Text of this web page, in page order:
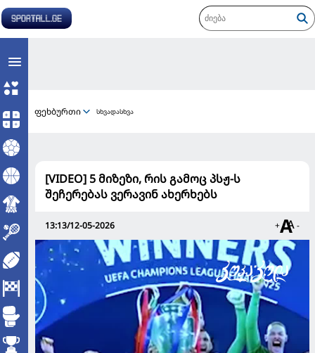
ფეხბურთი სხვადასხვა
[VIDEO] 5 მიზეზი, რის გამოც პსჟ-ს
შეჩერებას ვერავინ ახერხებს
13:13/12-05-2026 + -